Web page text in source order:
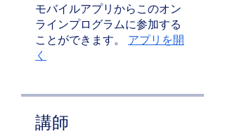
モバイルアプリからこのオン
ラインプログラムに参加する
ことができます。
アプリを開
く
講師